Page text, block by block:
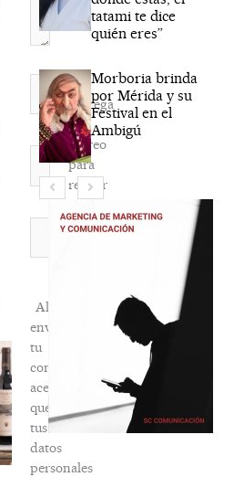
Nombre*
Correo
electrónico*
Agréga
mi
correo
para
recibir
la
newsletter
Al
enviar
tu
comentario,
aceptas
que
tus
datos
personales
tatami te dice
quién eres”
Morboria brinda
por Mérida y su
Festival en el
Ambigú